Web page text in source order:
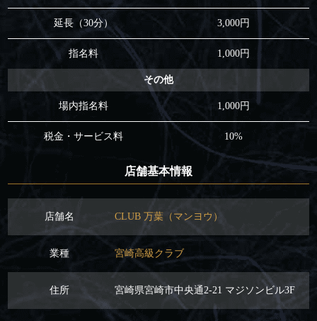
延長（30分） 3,000円
指名料 1,000円
その他
場内指名料 1,000円
税金・サービス料 10%
店舗基本情報
店舗名 CLUB 万葉（マンヨウ）
業種 宮崎高級クラブ
住所 宮崎県宮崎市中央通2-21 マジソンビル3F